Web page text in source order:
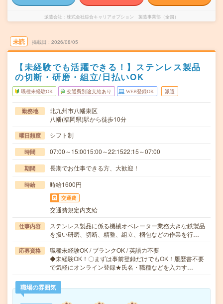
派遣会社 株式会社綜合キャリアオプション 製造事業部（全国）
未読 掲載日 2026/08/05
【未経験でも活躍できる！】ステンレス製品
の切断・研磨・組立/日払いOK
職種未経験OK 交通費別途支給あり WEB登録OK 派遣
勤務地
北九州市八幡東区
八幡(福岡県)駅から徒歩10分
曜日頻度 シフト制
時間 07:00～15:0015:00～22:1522:15～07:00
期間 長期でお仕事できる方、大歓迎！
時給 時給1600円
交通費
交通費規定内支給
仕事内容
ステンレス製品に係る機械オペレーター業務大きな鉄製品
を扱い研磨、切断、精整、組立、梱包などの作業を行…
応募資格
職種未経験OK / ブランクOK / 英語力不要
◆未経験OK！〇まずは事前登録だけでもOK！履歴書不要
で気軽にオンライン登録★氏名・職種などを入力す…
職場の雰囲気